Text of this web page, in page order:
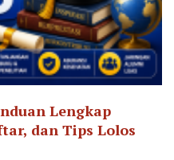
Lengkap
dan Tips Lolos